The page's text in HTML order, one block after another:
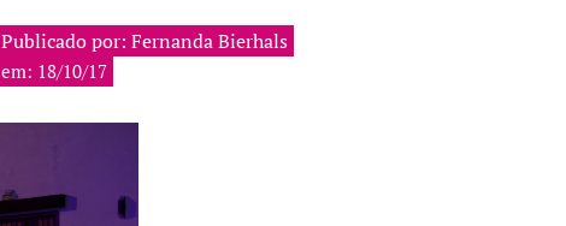
Publicado por: Fernanda Bierhals
em: 18/10/17